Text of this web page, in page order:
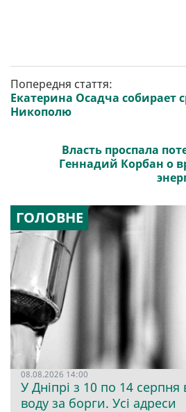
Попередня стаття:
Екатерина Осадча собирает
Никополю
Власть проспала
Геннадий Корбан о
ГОЛОВНЕ
08.08.2026 14:00
У Дніпрі з 10 по 14
воду за борги. Усі адреси